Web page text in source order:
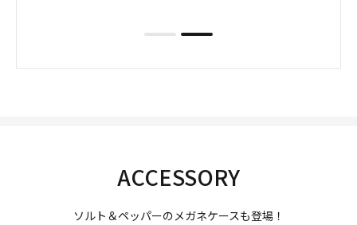
ACCESSORY
ソルト＆ペッパーのメガネケースも登場！